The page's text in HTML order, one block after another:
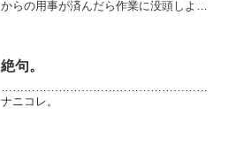
からの用事が済んだら作業に没頭しよ
もう仕上げも明日に回します...
絶句。
………………………………………………
ナニコレ。